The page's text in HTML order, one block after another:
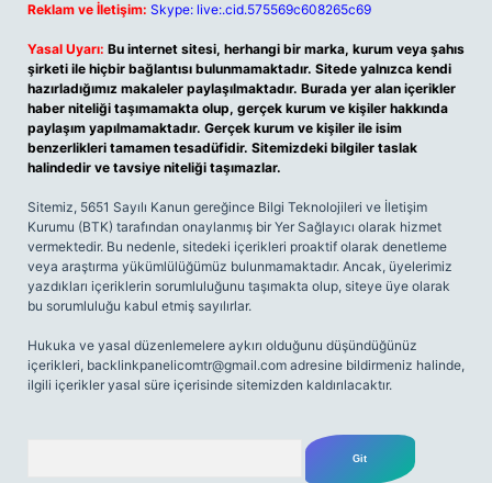
Reklam ve İletişim: Skype: live:.cid.575569c608265c69
Yasal Uyarı: Bu internet sitesi, herhangi bir marka, kurum veya şahıs
şirketi ile hiçbir bağlantısı bulunmamaktadır. Sitede yalnızca kendi
hazırladığımız makaleler paylaşılmaktadır. Burada yer alan içerikler
haber niteliği taşımamakta olup, gerçek kurum ve kişiler hakkında
paylaşım yapılmamaktadır. Gerçek kurum ve kişiler ile isim
benzerlikleri tamamen tesadüfidir. Sitemizdeki bilgiler taslak
halindedir ve tavsiye niteliği taşımazlar.
Sitemiz, 5651 Sayılı Kanun gereğince Bilgi Teknolojileri ve İletişim
Kurumu (BTK) tarafından onaylanmış bir Yer Sağlayıcı olarak hizmet
vermektedir. Bu nedenle, sitedeki içerikleri proaktif olarak denetleme
veya araştırma yükümlülüğümüz bulunmamaktadır. Ancak, üyelerimiz
yazdıkları içeriklerin sorumluluğunu taşımakta olup, siteye üye olarak
bu sorumluluğu kabul etmiş sayılırlar.
Hukuka ve yasal düzenlemelere aykırı olduğunu düşündüğünüz
içerikleri, backlinkpanelicomtr@gmail.com adresine bildirmeniz halinde,
ilgili içerikler yasal süre içerisinde sitemizden kaldırılacaktır.